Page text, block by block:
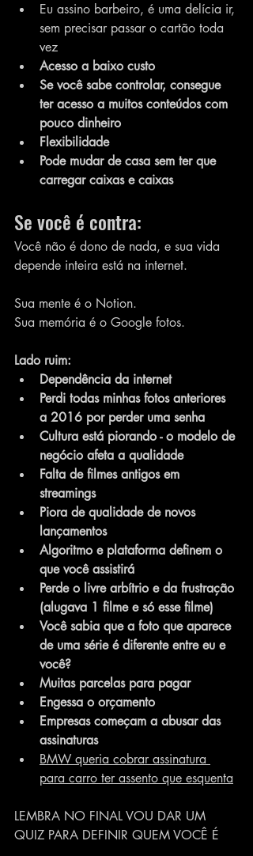
Eu assino barbeiro, é uma delícia ir,
sem precisar passar o cartão toda
vez
Acesso a baixo custo
Se você sabe controlar, consegue
ter acesso a muitos conteúdos com
pouco dinheiro
Flexibilidade
Pode mudar de casa sem ter que
carregar caixas e caixas
Se você é contra:
Você não é dono de nada, e sua vida
depende inteira está na internet.
Sua mente é o Notion.
Sua memória é o Google fotos.
Lado ruim:
Dependência da internet
Perdi todas minhas fotos anteriores
a 2016 por perder uma senha
Cultura está piorando - o modelo de
negócio afeta a qualidade
Falta de filmes antigos em
streamings
Piora de qualidade de novos
lançamentos
Algoritmo e plataforma definem o
que você assistirá
Perde o livre arbítrio e da frustração
(alugava 1 filme e só esse filme)
Você sabia que a foto que aparece
de uma série é diferente entre eu e
você?
Muitas parcelas para pagar
Engessa o orçamento
Empresas começam a abusar das
assinaturas
BMW queria cobrar assinatura
para carro ter assento que esquenta
LEMBRA NO FINAL VOU DAR UM
QUIZ PARA DEFINIR QUEM VOCÊ É